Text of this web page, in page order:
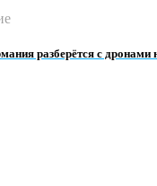
разберётся с